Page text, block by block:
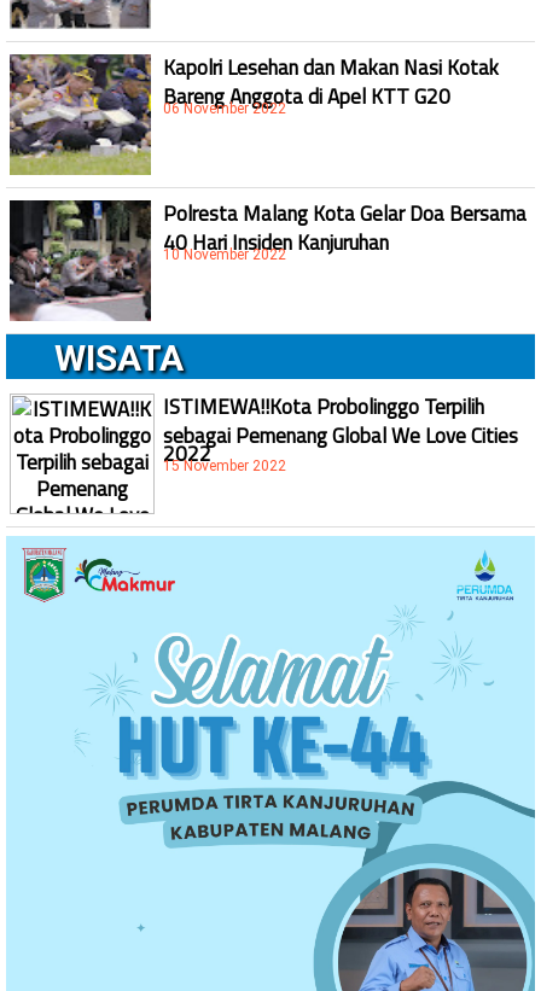
Kapolri Lesehan dan Makan Nasi Kotak
Bareng Anggota di Apel KTT G20
06 November 2022
Polresta Malang Kota Gelar Doa Bersama
40 Hari Insiden Kanjuruhan
10 November 2022
WISATA
ISTIMEWA!!Kota Probolinggo Terpilih
sebagai Pemenang Global We Love Cities
2022
15 November 2022